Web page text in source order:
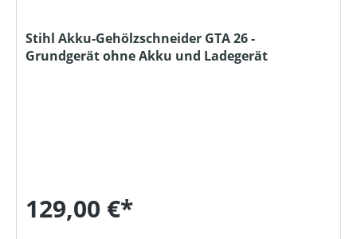
Stihl Akku-Gehölzschneider GTA 26 -
Grundgerät ohne Akku und Ladegerät
129,00 €*